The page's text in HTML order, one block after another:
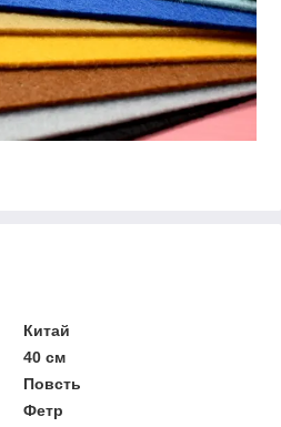
Китай
40 см
Повсть
Фетр